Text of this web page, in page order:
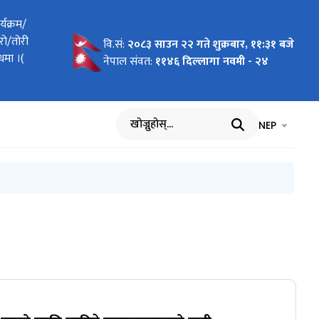
माग
तोरी
।(
र
थप
गर्ने
वि.सं: २०८३ साउन २२ गते शुक्रबार, ११:३१ बजे
नेपाल संवत: ११४६ दिल्लागा नवमी - २४
खोज्नुहोस् भाषा चयन
NEP